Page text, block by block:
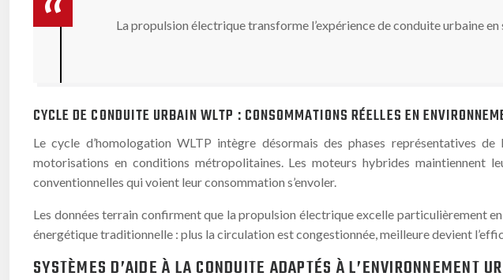
La propulsion électrique transforme l’expérience de conduite urbaine
CYCLE DE CONDUITE URBAIN WLTP : CONSOMMATIONS RÉELLES EN
Le cycle d’homologation WLTP intègre désormais des phases représentatives
motorisations en conditions métropolitaines. Les moteurs hybrides maintiennent
conventionnelles qui voient leur consommation s’envoler.
Les données terrain confirment que la propulsion électrique excelle particulièrement
énergétique traditionnelle : plus la circulation est congestionnée, meilleure devient
SYSTÈMES D’AIDE À LA CONDUITE ADAPTÉS À L’ENVIRONNEMENT